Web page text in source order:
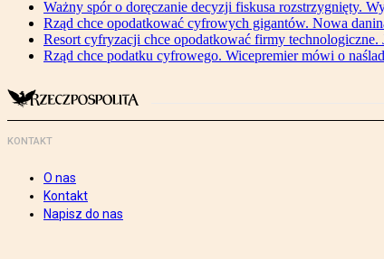
Ważny spór o doręczanie decyzji fiskusa rozstrzygnięty.
Rząd chce opodatkować cyfrowych gigantów. Nowa
Resort cyfryzacji chce opodatkować firmy technologiczne.
Rząd chce podatku cyfrowego. Wicepremier mówi o
KONTAKT
O nas
Kontakt
Napisz do nas